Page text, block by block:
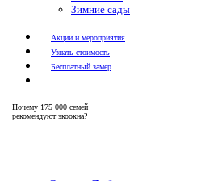
Зимние сады
Акции и мероприятия
Узнать стоимость
Бесплатный замер
Почему 175 000 семей
рекомендуют экоокна?